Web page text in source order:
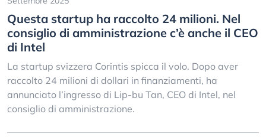
Questa startup ha raccolto 24 milioni. Nel
consiglio di amministrazione c’è anche il CEO
di Intel
La startup svizzera Corintis spicca il volo. Dopo aver
raccolto 24 milioni di dollari in finanziamenti, ha
annunciato l’ingresso di Lip-bu Tan, CEO di Intel, nel
consiglio di amministrazione.